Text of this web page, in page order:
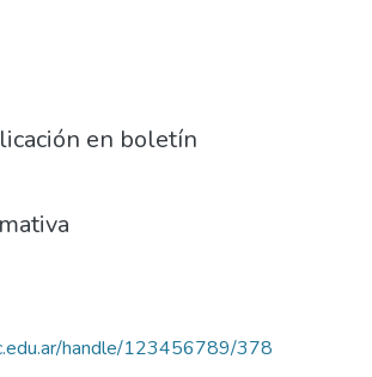
en boletín
handle/123456789/378